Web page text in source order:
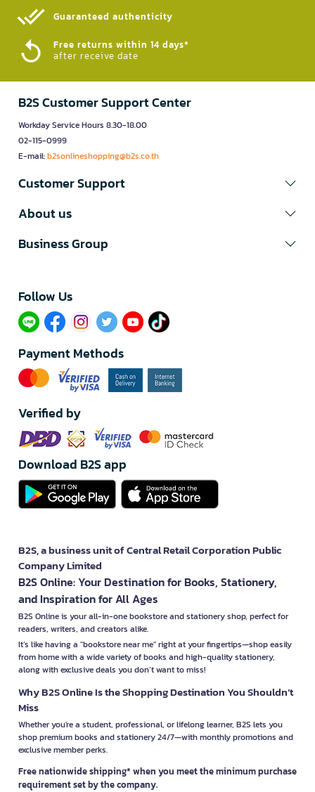
Guaranteed authenticity​
Free returns within 14 days*
after receive date
B2S Customer Support Center
Workday Service Hours 8.30-18.00
02-115-0999
E-mail:b2sonlineshopping@b2s.co.th
Customer Support
About us
Business Group
Follow Us​
Payment Methods
Verified by
Download B2S app
B2S, a business unit of Central Retail Corporation Public
Company Limited
B2S Online: Your Destination for Books, Stationery,
and Inspiration for All Ages
B2S Online is your all-in-one bookstore and stationery shop, perfect for
readers, writers, and creators alike.
It’s like having a "bookstore near me" right at your fingertips—shop easily
from home with a wide variety of books and high-quality stationery,
along with exclusive deals you don’t want to miss!
Why B2S Online Is the Shopping Destination You Shouldn’t
Miss
Whether you're a student, professional, or lifelong learner, B2S lets you
shop premium books and stationery 24/7—with monthly promotions and
exclusive member perks.
Free nationwide shipping* when you meet the minimum purchase
requirement set by the company.